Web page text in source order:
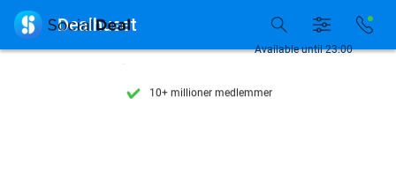
Tilgængelig 7 dage om ugenAvailable until 23:00
 Dealhuset